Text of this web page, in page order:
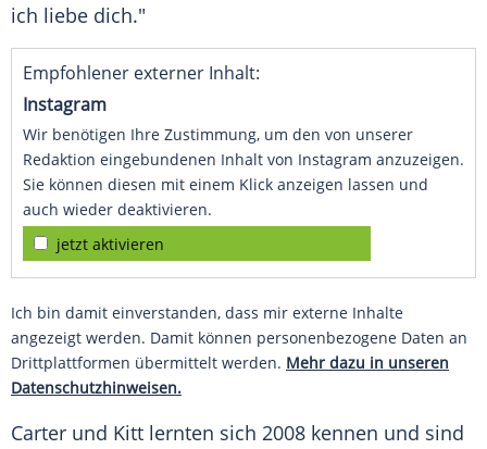
ich liebe dich."
Empfohlener externer Inhalt:
Instagram
Wir benötigen Ihre Zustimmung, um den von unserer
Redaktion eingebundenen Inhalt von Instagram anzuzeigen.
Sie können diesen mit einem Klick anzeigen lassen und
auch wieder deaktivieren.
jetzt aktivieren
Ich bin damit einverstanden, dass mir externe Inhalte
angezeigt werden. Damit können personenbezogene Daten an
Drittplattformen übermittelt werden. Mehr dazu in unseren
Datenschutzhinweisen.
Carter und Kitt lernten sich 2008 kennen und sind